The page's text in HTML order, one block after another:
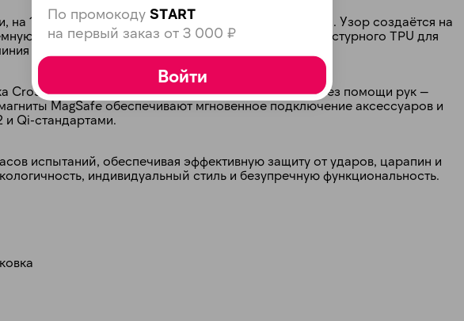
на 100% состоящей из переработанного полиэстера. Узор создаётся на
текстуру и глубину цвета. Бока выполнены из текстурного TPU для
обеспечивают чёткий отклик.
Strap, позволяя носить iPhone на груди без помощи рук —
MagSafe обеспечивают мгновенное подключение аксессуаров и
Qi-стандартами.
испытаний, обеспечивая эффективную защиту от ударов, царапин и
индивидуальный стиль и безупречную функциональность.
8 800 302-02-51
plait.ru
По промокоду START
на первый заказ от 3 000 ₽
Войти